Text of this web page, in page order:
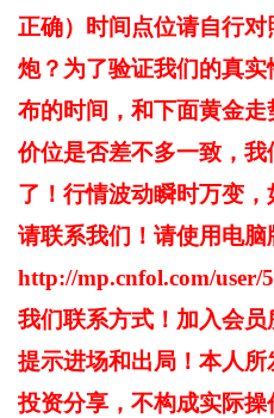
正确）时间点位请自行
炮？为了验证我们的真
布的时间，和下面黄金
价位是否差不多一致，
了！行情波动瞬时万变，
请联系我们！请使用电脑
http://mp.cnfol.com/user/
我们联系方式！加入会
提示进场和出局！ 本人所
投资分享，不构成实际操